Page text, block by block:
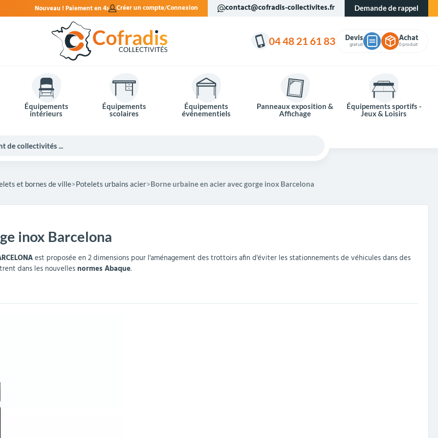
en 4x sans frais. Créer un compte Connexion contact@cofradis-collectivites.fr Demande de rappel
04 48 21 61 83 Devis
gratuit
Achat
0 produit
Équipements
intérieurs
Équipements
scolaires
Équipements
événementiels
Panneaux exposition &
Affichage
Équipements sportifs -
Jeux & Loisirs
Abris fumeurs
parking
Miroirs de sécurité
Mobilier de bureau
Mobilier crèche et
maternelle
Pavoisement
et bornes de ville Potelets urbains acier Borne urbaine en acier avec gorge inox Barcelona
inox Barcelona
est proposée en 2 dimensions pour l'aménagement des trottoirs afin d'éviter les stationnements de véhicules dans des
dans les nouvelles normes Abaque.